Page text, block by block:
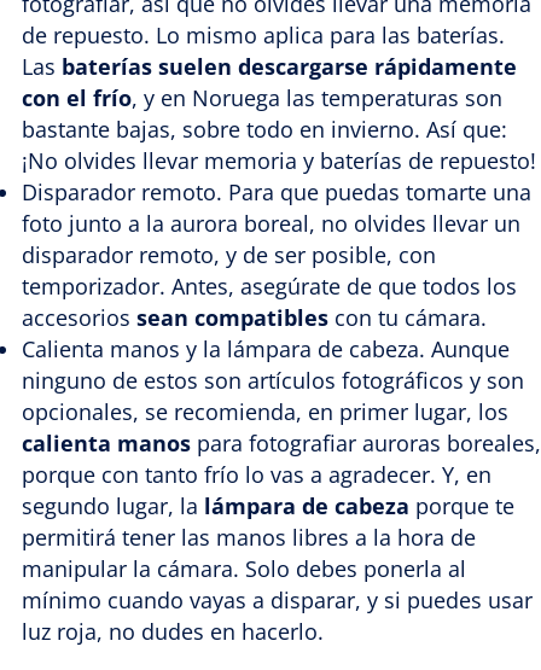
de repuesto. Lo mismo aplica para las baterías.
Las baterías suelen descargarse rápidamente
con el frío, y en Noruega las temperaturas son
bastante bajas, sobre todo en invierno. Así que:
¡No olvides llevar memoria y baterías de repuesto!
Disparador remoto. Para que puedas tomarte una
foto junto a la aurora boreal, no olvides llevar un
disparador remoto, y de ser posible, con
temporizador. Antes, asegúrate de que todos los
accesorios sean compatibles con tu cámara.
Calienta manos y la lámpara de cabeza. Aunque
ninguno de estos son artículos fotográficos y son
opcionales, se recomienda, en primer lugar, los
calienta manos para fotografiar auroras boreales,
porque con tanto frío lo vas a agradecer. Y, en
segundo lugar, la lámpara de cabeza porque te
permitirá tener las manos libres a la hora de
manipular la cámara. Solo debes ponerla al
mínimo cuando vayas a disparar, y si puedes usar
luz roja, no dudes en hacerlo.